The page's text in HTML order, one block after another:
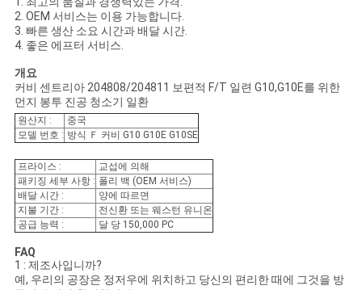
2. OEM 서비스는 이용 가능합니다.
3. 빠른 생산 소요 시간과 배달 시간.
4. 좋은 에프터 서비스.
개요
커비 센트리아 204808/204811 보편적 F/T 일련 G10,G10E를 위한
먼지 봉투 진공 청소기 일환
원산지 :
중국
모델 번호 : 방식 Ｆ 커비 G10 G10E G10SE
프라이스 :
교섭에 의해
패키징 세부 사항 : 폴리 백 (OEM 서비스)
배달 시간 :
양에 따르면
지불 기간 :
전신환 또는 웨스턴 유니온
공급 능력 :
달 당 150,000 PC
FAQ
1 : 제조사입니까?
예, 우리의 공장은 정저우에 위치하고 당신의 편리한 때에 그것을 방